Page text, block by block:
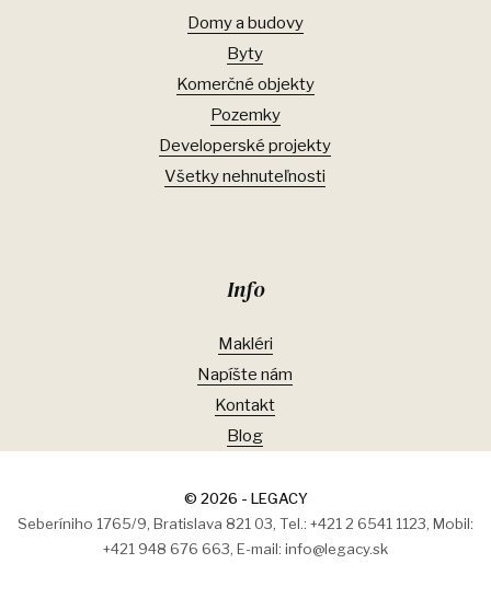
Domy a budovy
Byty
Komerčné objekty
Pozemky
Developerské projekty
Všetky nehnuteľnosti
Info
Makléri
Napíšte nám
Kontakt
Blog
© 2026 - LEGACY
Seberíniho 1765/9, Bratislava 821 03, Tel.: +421 2 6541 1123, Mobil:
+421 948 676 663, E-mail: info@legacy.sk